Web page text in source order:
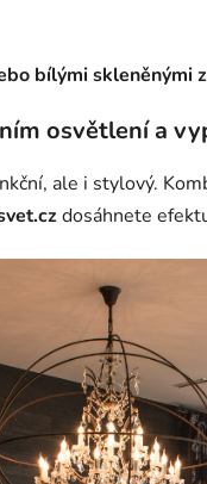
bílými skleněnými
osvětlení a
ale i stylový.
dosáhnete